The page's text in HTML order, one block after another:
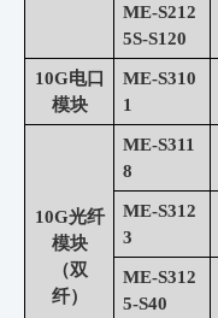
ME-S212
5S-S120
10G电口
模块
ME-S310
1
10G光纤
模块
（双
纤）
ME-S311
8
ME-S312
3
ME-S312
5-S40